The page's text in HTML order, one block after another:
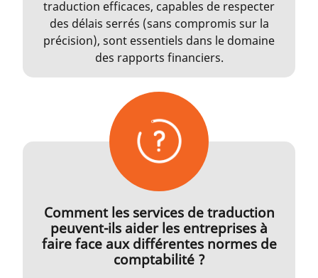
traduction efficaces, capables de respecter
des délais serrés (sans compromis sur la
précision), sont essentiels dans le domaine
des rapports financiers.
Comment les services de traduction
peuvent-ils aider les entreprises à
faire face aux différentes normes de
comptabilité ?